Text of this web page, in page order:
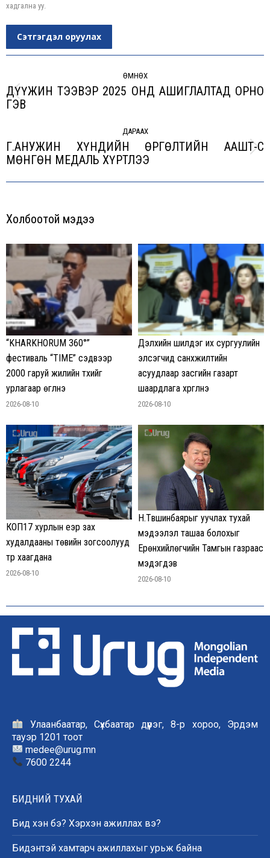
хадгална уу.
Сэтгэгдэл оруулах
ӨМНӨХ
Previous
ДҮҮЖИН ТЭЭВЭР 2025 ОНД АШИГЛАЛТАД ОРНО
ГЭВ
ДАРААХ
Next
Г.АНУЖИН ХҮНДИЙН ӨРГӨЛТИЙН ААШТ-С
МӨНГӨН МЕДАЛЬ ХҮРТЛЭЭ
Холбоотой мэдээ
“KHARKHORUM 360°”
фестиваль “TIME” сэдвээр
2000 гаруй жилийн түүхийг
урлагаар өгүүлнэ
2026-08-10
Дэлхийн шилдэг их сургуулийн
элсэгчид санхүүжилтийн
асуудлаар засгийн газарт
шаардлага хүргүүлнэ
2026-08-10
КОП17 хурлын үеэр зах
худалдааны төвийн зогсоолууд
түр хаагдана
2026-08-10
Н.Түвшинбаярыг уучлах тухай
мэдээлэл ташаа болохыг
Ерөнхийлөгчийн Тамгын газраас
мэдэгдэв
2026-08-10
Улаанбаатар, Сүхбаатар дүүрэг, 8-р хороо, Эрдэм
тауэр 1201 тоот
medee@urug.mn
7600 2244
БИДНИЙ ТУХАЙ
Бид хэн бэ? Хэрхэн ажиллах вэ?
Бидэнтэй хамтарч ажиллахыг урьж байна